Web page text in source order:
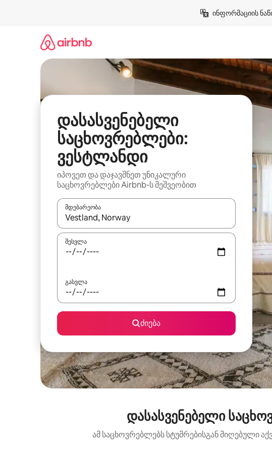
ინფორმაციის
დასასვენებელი
საცხოვრებლები:
ვესტლანდი
იპოვეთ და დაჯავშნეთ უნიკალური
საცხოვრებლები Airbnb-ს მეშვეობით
მდებარეობა
როცა შედეგები ხელმისაწვდომი გახდება, ნავიგაციისთვის
შესვლა
გასვლა
ძიება
დასასვენებელი
ამ საცხოვრებლებს სტუმრებისგან მიღებული